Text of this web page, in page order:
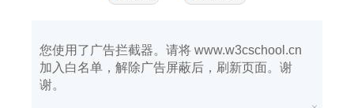
您使用了广告拦截器。请将 www.w3cschool.cn
加入白名单，解除广告屏蔽后，刷新页面。谢
谢。